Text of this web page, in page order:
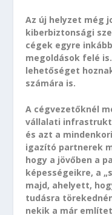
Az új helyzet még
kiberbiztonsági
cégek egyre
megoldások felé
lehetőséget
számára is.
A cégvezetőknél
vállalati
és azt a
igazító partnerek
hogy a jövőben a
képességeikre, a
majd, ahelyett,
tudásra
nekik a már